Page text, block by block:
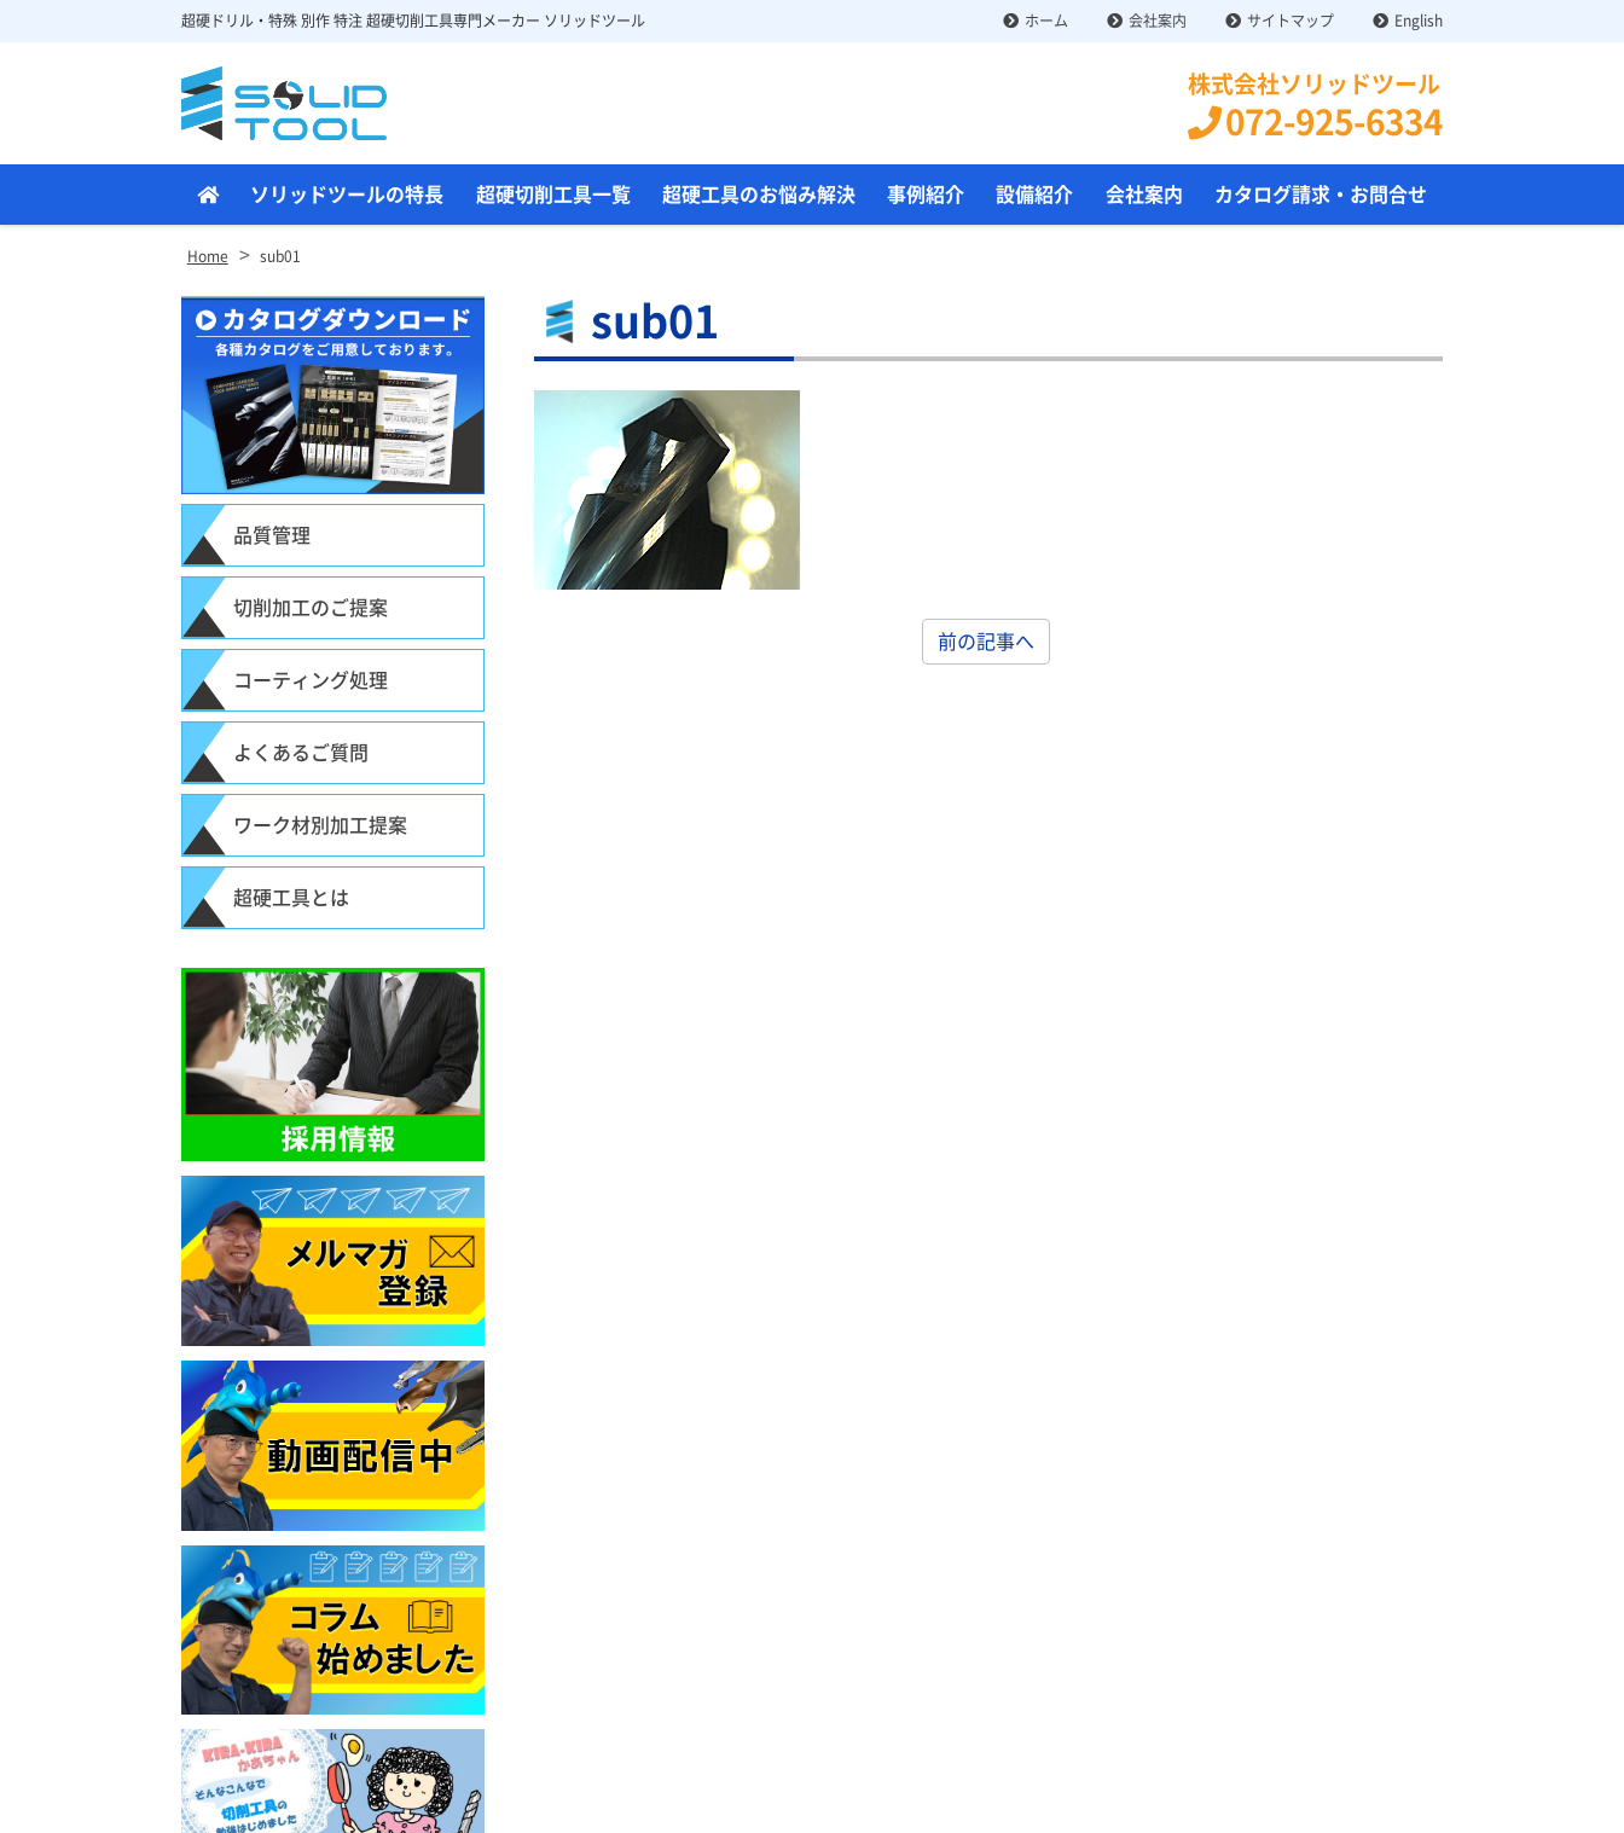
超硬ドリル・特殊 別作 特注 超硬切削工具専門メーカー ソリッドツール ホーム 会社案内 サイトマップ English
株式会社ソリッドツール
072-925-6334
ソリッドツールの特長 超硬切削工具一覧 超硬工具のお悩み解決 事例紹介 設備紹介 会社案内 カタログ請求・お問合せ
Home > sub01
sub01
前の記事へ
品質管理
切削加工のご提案
コーティング処理
よくあるご質問
ワーク材別加工提案
超硬工具とは